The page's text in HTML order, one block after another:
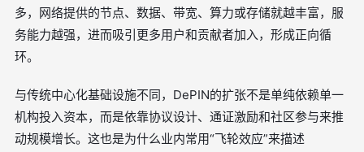
多，网络提供的节点、数据、带宽、算力或存储就越丰富，服
务能力越强，进而吸引更多用户和贡献者加入，形成正向循
环。
与传统中心化基础设施不同，DePIN的扩张不是单纯依赖单一
机构投入资本，而是依靠协议设计、通证激励和社区参与来推
动规模增长。这也是为什么业内常用“飞轮效应”来描述